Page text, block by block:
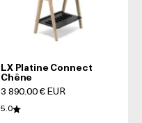
LX Platine Connect
Chêne
Prix de vente
3 890.00 € EUR
5.0